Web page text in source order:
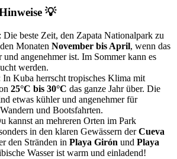
💡
: Die beste Zeit, den Zapata Nationalpark zu
Monaten November bis April, wenn das
und angenehmer ist. Im Sommer kann es
werden.
In Kuba herrscht tropisches Klima mit
25°C bis 30°C das ganze Jahr über. Die
etwas kühler und angenehmer für
und Bootsfahrten.
kannst an mehreren Orten im Park
in den klaren Gewässern derCueva
den Stränden in Playa Girón und Playa
Wasser ist warm und einladend!